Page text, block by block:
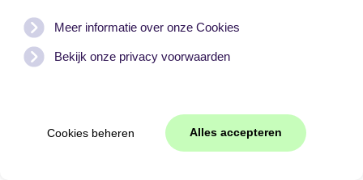
Meer informatie over onze Cookies
Bekijk onze privacy voorwaarden
Cookies beheren Alles accepteren
lassicistische stijl hun buitenplaatsen bouwen, die tot
de dag van vandaag herinneren aan de Gouden Eeuw.
Vaak werd bij de buitenplaats een fabriek gesticht. Zo
industrialisatie in de Vechtstreek.